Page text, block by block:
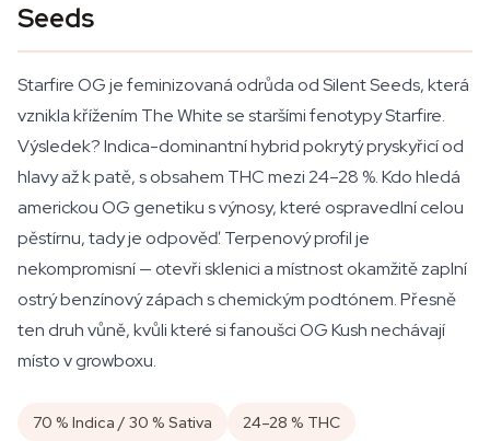
Seeds
Starfire OG je feminizovaná odrůda od Silent Seeds, která
vznikla křížením The White se staršími fenotypy Starfire.
Výsledek? Indica-dominantní hybrid pokrytý pryskyřicí od
hlavy až k patě, s obsahem THC mezi 24–28 %. Kdo hledá
americkou OG genetiku s výnosy, které ospravedlní celou
pěstírnu, tady je odpověď. Terpenový profil je
nekompromisní — otevři sklenici a místnost okamžitě zaplní
ostrý benzínový zápach s chemickým podtónem. Přesně
ten druh vůně, kvůli které si fanoušci OG Kush nechávají
místo v growboxu.
70 % Indica / 30 % Sativa
24–28 % THC